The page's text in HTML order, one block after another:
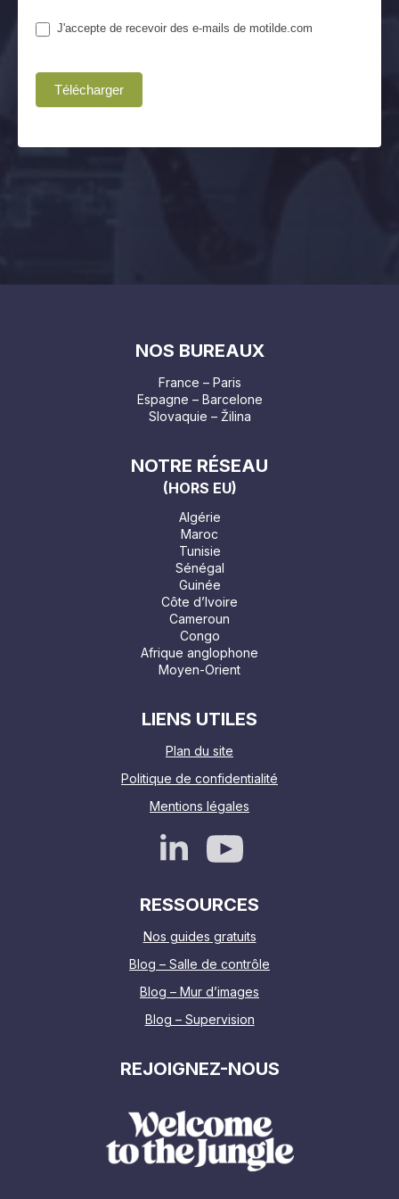
J'accepte de recevoir des e-mails de motilde.com
Télécharger
NOS BUREAUX
France – Paris
Espagne – Barcelone
Slovaquie – Žilina
NOTRE RÉSEAU
(HORS EU)
Algérie
Maroc
Tunisie
Sénégal
Guinée
Côte d’Ivoire
Cameroun
Congo
Afrique anglophone
Moyen-Orient
LIENS UTILES
Plan du site
Politique de confidentialité
Mentions légales
RESSOURCES
Nos guides gratuits
Blog – Salle de contrôle
Blog – Mur d’images
Blog – Supervision
REJOIGNEZ-NOUS